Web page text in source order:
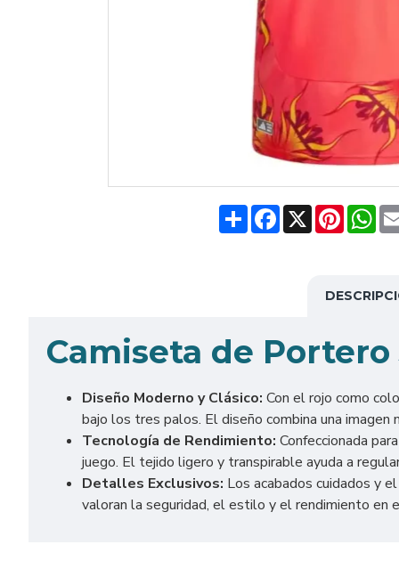
ShareFacebook
X
Camiseta de
Diseño Moderno y Clásico: Con el rojo como
bajo los tres palos. El diseño combina una
Tecnología de Rendimiento: Confeccionada
juego. El tejido ligero y transpirable ayuda a
Detalles Exclusivos: Los acabados cuidados y
valoran la seguridad, el estilo y el rendimiento en